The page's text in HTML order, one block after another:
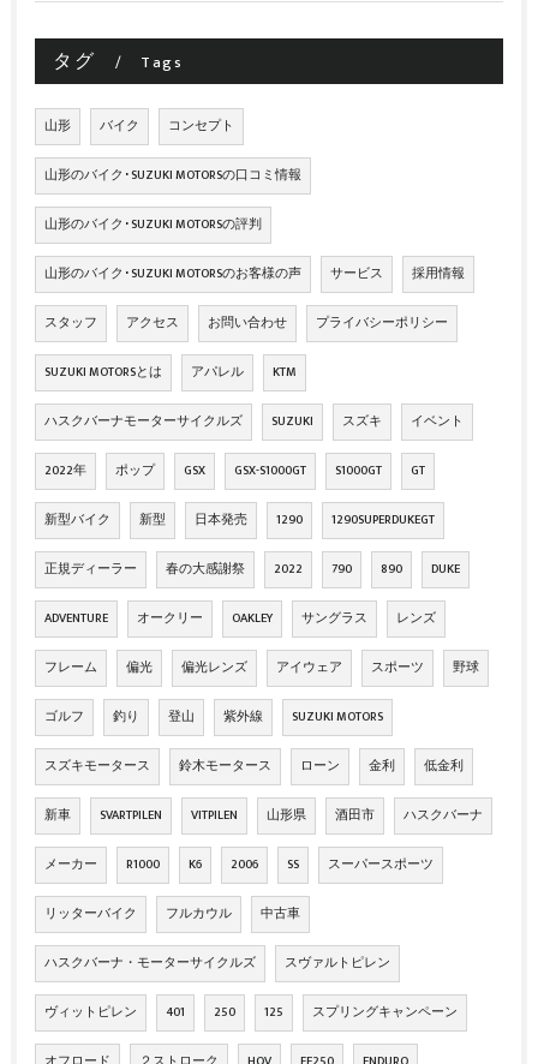
タグ Tags
山形 バイク コンセプト
山形のバイク･SUZUKI MOTORSの口コミ情報
山形のバイク･SUZUKI MOTORSの評判
山形のバイク･SUZUKI MOTORSのお客様の声 サービス 採用情報
スタッフ アクセス お問い合わせ プライバシーポリシー
SUZUKI MOTORSとは アパレル KTM
ハスクバーナモーターサイクルズ SUZUKI スズキ イベント
2022年 ポップ GSX GSX-S1000GT S1000GT GT
新型バイク 新型 日本発売 1290 1290SUPERDUKEGT
正規ディーラー 春の大感謝祭 2022 790 890 DUKE
ADVENTURE オークリー OAKLEY サングラス レンズ
フレーム 偏光 偏光レンズ アイウェア スポーツ 野球
ゴルフ 釣り 登山 紫外線 SUZUKI MOTORS
スズキモータース 鈴木モータース ローン 金利 低金利
新車 SVARTPILEN VITPILEN 山形県 酒田市 ハスクバーナ
メーカー R1000 K6 2006 SS スーパースポーツ
リッターバイク フルカウル 中古車
ハスクバーナ・モーターサイクルズ スヴァルトピレン
ヴィットピレン 401 250 125 スプリングキャンペーン